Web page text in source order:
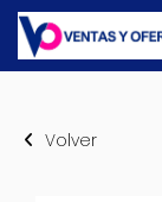
Volver